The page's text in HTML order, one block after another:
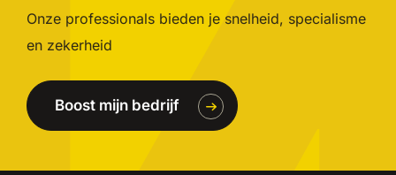
Onze professionals bieden je snelheid, specialisme
en zekerheid
Boost mijn bedrijf